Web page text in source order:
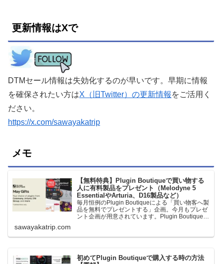
更新情報はXで
DTMセール情報は失効化するのが早いです。早期に情報
を確保されたい方はX（旧Twitter）の更新情報 をご活用く
ださい。
https://x.com/sawayakatrip
メモ
【無料特典】Plugin Boutiqueで買い物する
人に有料製品をプレゼント（Melodyne 5
EssentialやArturia、D16製品など）
毎月恒例のPlugin Boutiqueによる「買い物客へ製
品を無料でプレゼントする」企画。今月もプレゼ
ント企画が用意されています。Plugin Boutiqueで
ます。＊無料配布終了予定日：日本時間：
sawayakatrip.com
初めてPlugin Boutiqueで購入する時の方法